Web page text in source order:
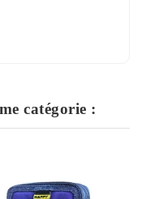
catégorie :